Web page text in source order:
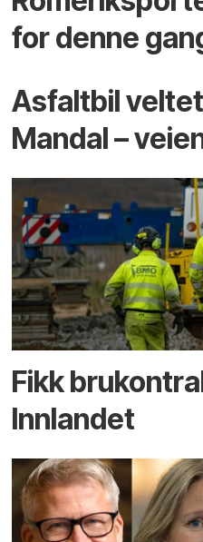
for denne
Asfaltbil
Mandal –
Fikk
Innlandet